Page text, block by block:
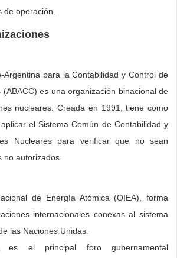
de operación.
Argentina para la Contabilidad y Control de
(ABACC) es una organización binacional de
nucleares. Creada en 1991, tiene como
el Sistema Común de Contabilidad y
Nucleares para verificar que no sean
no autorizados.
de Energía Atómica (OIEA), forma
internacionales conexas al sistema
las Naciones Unidas.
es el principal foro gubernamental